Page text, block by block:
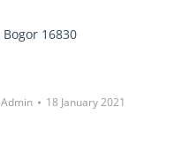
16830
Admin 18 January 2021